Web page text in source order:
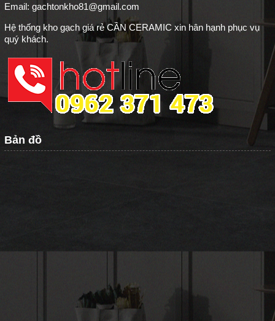
Mua gạch giả vân gỗ giá rẻ ở đâu uy tín giá rẻ
Email: gachtonkho81@gmail.com
Hệ thống kho gạch giá rẻ CẦN CERAMIC xin hân hạnh phục vụ
quý khách.
Bản đồ